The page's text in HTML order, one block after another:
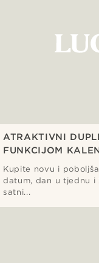
ATRAKTIVNI
FUNKCIJOM
Kupite novu i
datum, dan u tjednu i
satni...